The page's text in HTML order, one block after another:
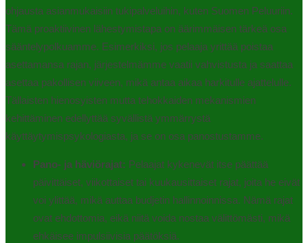
ohjausta asianmukaisiin tukipalveluihin, kuten Suomen Peluuriin.
Tämä proaktiivinen lähestymistapa on äärimmäisen tärkeä osa
sääntelypolkuamme. Esimerkiksi, jos pelaaja yrittää poistaa
asettamansa rajan, järjestelmämme vaatii vahvistusta ja saattaa
asettaa pakollisen viiveen, mikä antaa aikaa harkitulle ajattelulle.
Tällaisten hienosyisten mutta tehokkaiden mekanismien
kehittäminen edellyttää syvällistä ymmärrystä
käyttäytymispsykologiasta, ja se on osa panostustamme.
Pano- ja häviörajat: Pelaajat kykenevät itse päättää
päivittäiset, viikottaiset tai kuukausittaiset rajat, joita he eivät
voi ylittää, mikä auttaa budjetin hallinnoinnissa. Nämä rajat
ovat ehdottomia, eikä niitä voida nostaa välittömästi, mikä
ehkäisee impulsiivisia päätöksiä.